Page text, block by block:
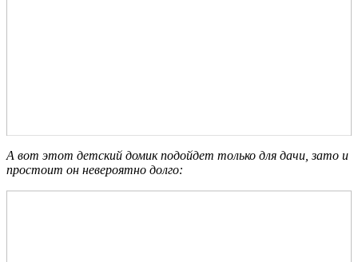
А вот этот детский домик подойдет только для дачи, зато и
простоит он невероятно долго: